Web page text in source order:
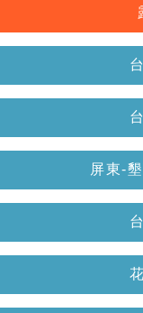
屏東-